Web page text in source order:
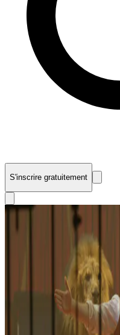
S'inscrire gratuitement